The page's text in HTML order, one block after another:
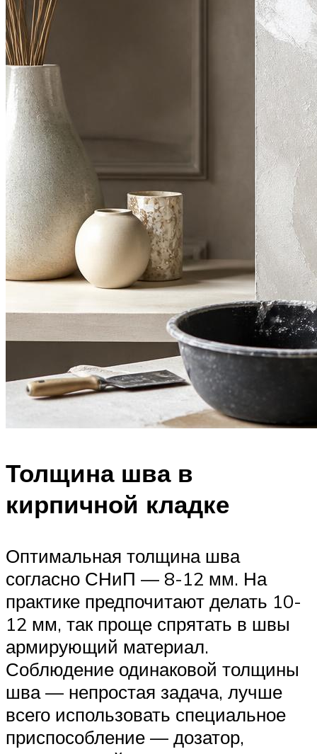
Толщина шва в
кирпичной кладке
Оптимальная толщина шва
согласно СНиП — 8-12 мм. На
практике предпочитают делать 10-
12 мм, так проще спрятать в швы
армирующий материал.
Соблюдение одинаковой толщины
шва — непростая задача, лучше
всего использовать специальное
приспособление — дозатор,